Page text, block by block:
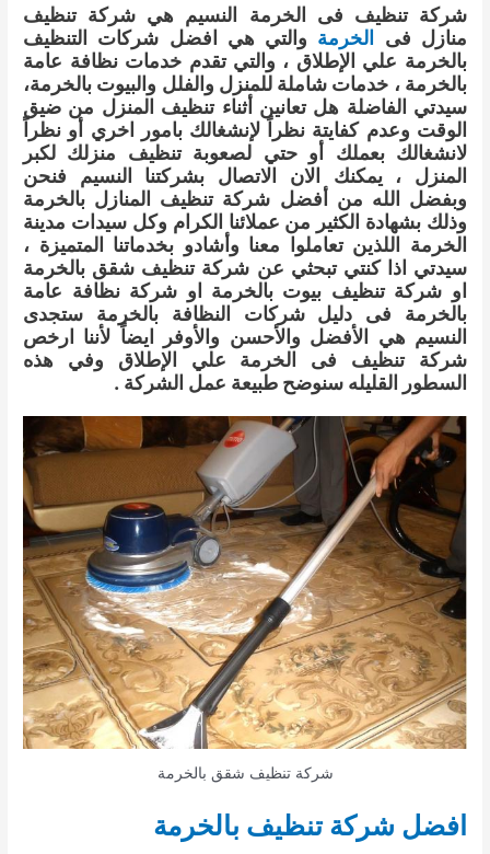
شركة تنظيف فى الخرمة النسيم هي شركة تنظيف
منازل فى الخرمة والتي هي افضل شركات التنظيف
بالخرمة علي الإطلاق ، والتي تقدم خدمات نظافة عامة
بالخرمة ، خدمات شاملة للمنزل والفلل والبيوت بالخرمة،
سيدتي الفاضلة هل تعانين أثناء تنظيف المنزل من ضيق
الوقت وعدم كفايتة نظراً لإنشغالك بامور اخري أو نظراً
لانشغالك بعملك أو حتي لصعوبة تنظيف منزلك لكبر
المنزل ، يمكنك الان الاتصال بشركتنا النسيم فنحن
وبفضل الله من أفضل شركة تنظيف المنازل بالخرمة
وذلك بشهادة الكثير من عملائنا الكرام وكل سيدات مدينة
الخرمة اللذين تعاملوا معنا وأشادو بخدماتنا المتميزة ،
سيدتي اذا كنتي تبحثي عن شركة تنظيف شقق بالخرمة
او شركة تنظيف بيوت بالخرمة او شركة نظافة عامة
بالخرمة فى دليل شركات النظافة بالخرمة ستجدى
النسيم هي الأفضل والأحسن والأوفر ايضاً لأننا ارخص
شركة تنظيف فى الخرمة علي الإطلاق وفي هذه
السطور القليله سنوضح طبيعة عمل الشركة .
شركة تنظيف شقق بالخرمة
افضل شركة تنظيف بالخرمة